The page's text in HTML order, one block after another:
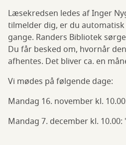
Læsekredsen ledes af Inger
tilmelder dig, er du
gange. Randers Bibliotek
Du får besked om, hvornår
afhentes. Det bliver ca. en
Vi mødes på følgende dage:
Mandag 16. november kl.
Mandag 7. december kl.